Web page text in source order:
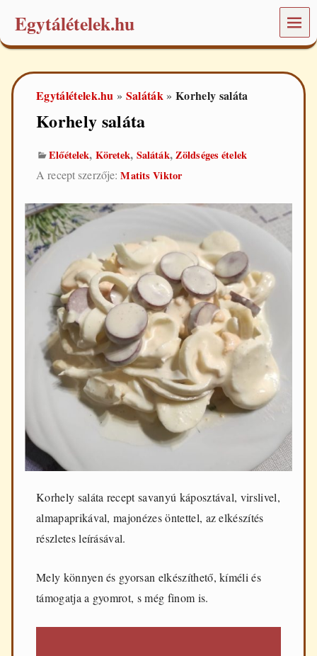
Egytálételek.hu
e
l
MEN
Ü
Egytálételek.hu » Saláták» Korhely saláta
Korhely saláta
Előételek, Köretek, Saláták,Zöldséges ételek
A recept szerzője:Matits Viktor
Korhely saláta recept savanyú káposztával, virslivel,
almapaprikával, majonézes öntettel, az elkészítés
részletes leírásával.
Mely könnyen és gyorsan elkészíthető, kíméli és
támogatja a gyomrot, s még finom is.